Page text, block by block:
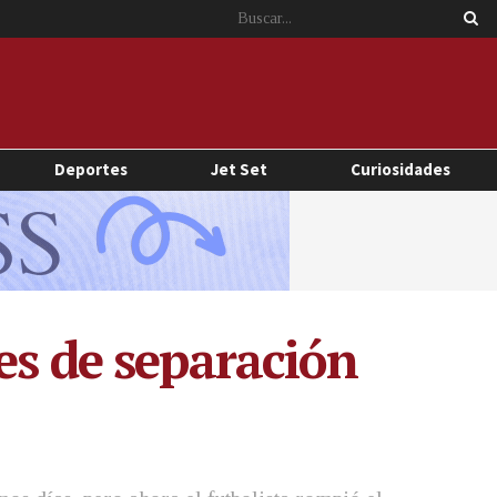
Deportes Jet Set Curiosidades
de separación